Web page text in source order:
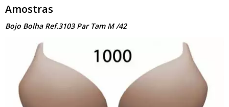
Amostras
Bojo Bolha Ref.3103 Par Tam M /42